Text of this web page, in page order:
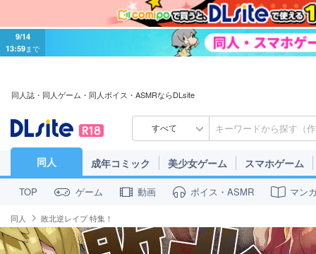
9/14
13:59まで
同人誌・同人ゲーム・同人ボイス・ASMRならDLsite
すべて
同人 成年コミック 美少女ゲーム スマホゲーム
TOP ゲーム 動画 ボイス・ASMR マン
同人 敗北逆レイプ 特集！